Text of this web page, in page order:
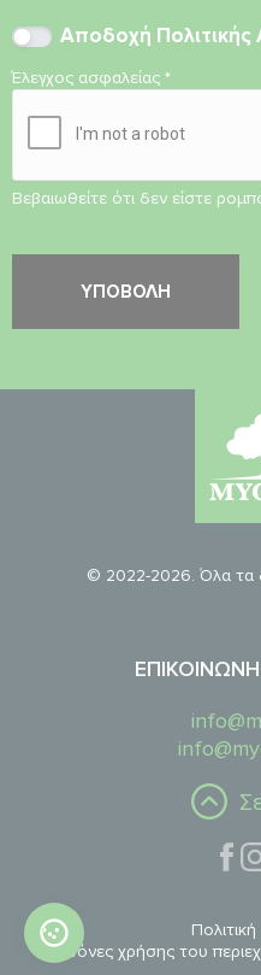
Αποδοχή
Έλεγχος ασφαλείας *
Βεβαιωθείτε ότι δεν είστε
© 2022-2026. Όλα τα
Κανόνες χρήσης του